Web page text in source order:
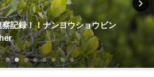
記録！！ナンヨウショウビン